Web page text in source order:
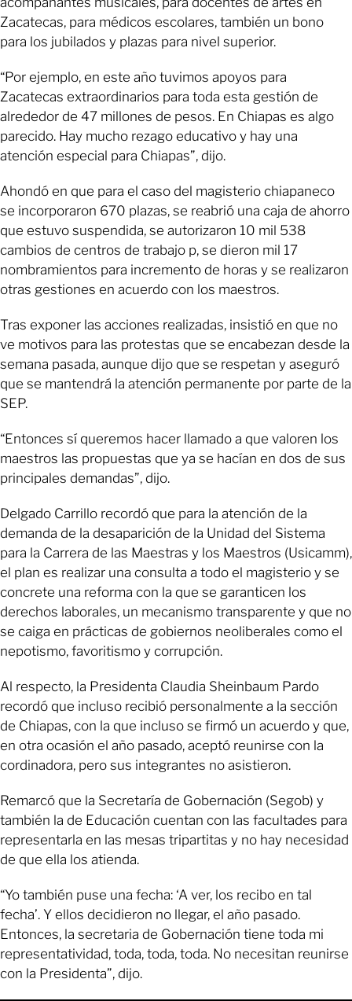
Zacatecas, para médicos escolares, también un bono
para los jubilados y plazas para nivel superior.
“Por ejemplo, en este año tuvimos apoyos para
Zacatecas extraordinarios para toda esta gestión de
alrededor de 47 millones de pesos. En Chiapas es algo
parecido. Hay mucho rezago educativo y hay una
atención especial para Chiapas”, dijo.
Ahondó en que para el caso del magisterio chiapaneco
se incorporaron 670 plazas, se reabrió una caja de ahorro
que estuvo suspendida, se autorizaron 10 mil 538
cambios de centros de trabajo p, se dieron mil 17
nombramientos para incremento de horas y se realizaron
otras gestiones en acuerdo con los maestros.
Tras exponer las acciones realizadas, insistió en que no
ve motivos para las protestas que se encabezan desde la
semana pasada, aunque dijo que se respetan y aseguró
que se mantendrá la atención permanente por parte de la
SEP.
“Entonces sí queremos hacer llamado a que valoren los
maestros las propuestas que ya se hacían en dos de sus
principales demandas”, dijo.
Delgado Carrillo recordó que para la atención de la
demanda de la desaparición de la Unidad del Sistema
para la Carrera de las Maestras y los Maestros (Usicamm),
el plan es realizar una consulta a todo el magisterio y se
concrete una reforma con la que se garanticen los
derechos laborales, un mecanismo transparente y que no
se caiga en prácticas de gobiernos neoliberales como el
nepotismo, favoritismo y corrupción.
Al respecto, la Presidenta Claudia Sheinbaum Pardo
recordó que incluso recibió personalmente a la sección
de Chiapas, con la que incluso se firmó un acuerdo y que,
en otra ocasión el año pasado, aceptó reunirse con la
cordinadora, pero sus integrantes no asistieron.
Remarcó que la Secretaría de Gobernación (Segob) y
también la de Educación cuentan con las facultades para
representarla en las mesas tripartitas y no hay necesidad
de que ella los atienda.
“Yo también puse una fecha: ‘A ver, los recibo en tal
fecha’. Y ellos decidieron no llegar, el año pasado.
Entonces, la secretaria de Gobernación tiene toda mi
representatividad, toda, toda, toda. No necesitan reunirse
con la Presidenta”, dijo.